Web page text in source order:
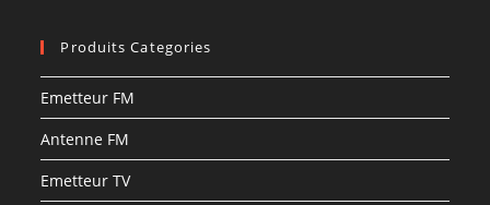
Produits Categories
Emetteur FM
Antenne FM
Emetteur TV